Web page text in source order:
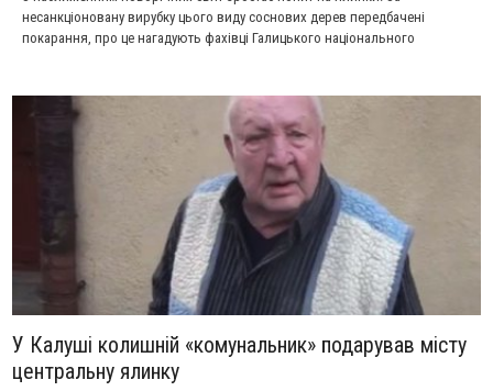
несанкціоновану вирубку цього виду соснових дерев передбачені
покарання, про це нагадують фахівці Галицького національного
У Калуші колишній «комунальник» подарував місту
центральну ялинку